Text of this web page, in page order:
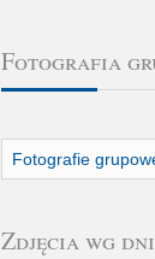
Fotografia
Fotografie
Zdjęcia wg dni